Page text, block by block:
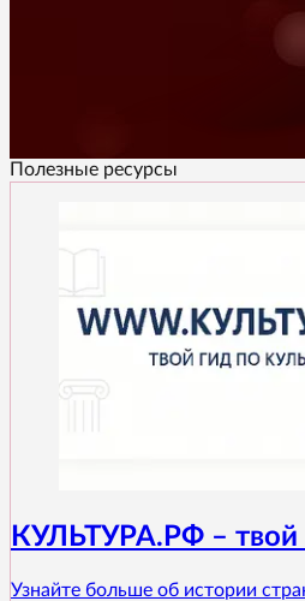
Полезные ресурсы
КУЛЬТУРА.РФ – твой
Узнайте больше об истории